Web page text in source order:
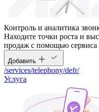
Контроль и аналитика
Находите точки роста и
продаж с помощью сервиса
Добавить
/services/telephony/defr/
Услуга